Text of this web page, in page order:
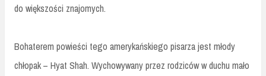
do większości znajomych.
Bohaterem powieści tego amerykańskiego pisarza jest młody
chłopak – Hyat Shah. Wychowywany przez rodziców w duchu mało